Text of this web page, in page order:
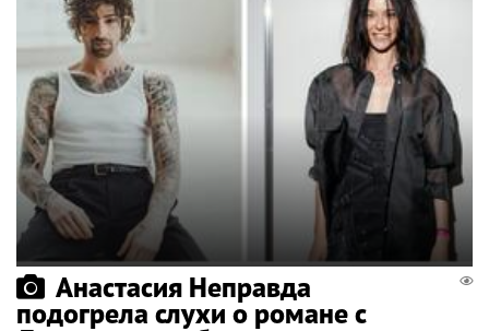
Анастасия Неправда
подогрела слухи о романе с